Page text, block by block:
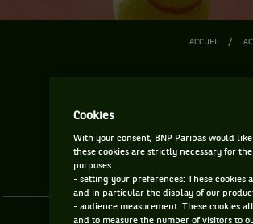
ACCUEIL
Cookies
With your consent, BNP Paribas would
these cookies are strictly necessary for
purposes:
- setting your preferences: These
and in particular the display of our
- audience measurement: These cookies
and to measure the number of visitors to